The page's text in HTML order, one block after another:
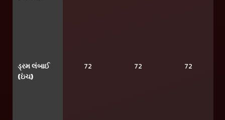
ડ્રમ લંબાઈ
(ઇંચ)
72 72 72